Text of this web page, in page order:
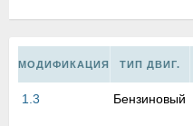
МОДИФИКАЦИЯ ТИП ДВИГ.
1.3 Бензиновый